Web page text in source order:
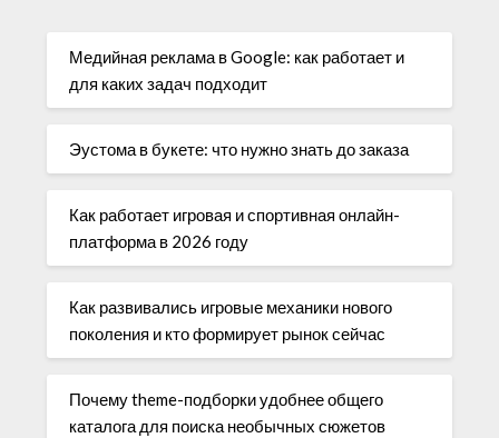
Медийная реклама в Google: как работает и
для каких задач подходит
Эустома в букете: что нужно знать до заказа
Как работает игровая и спортивная онлайн-
платформа в 2026 году
Как развивались игровые механики нового
поколения и кто формирует рынок сейчас
Почему theme-подборки удобнее общего
каталога для поиска необычных сюжетов